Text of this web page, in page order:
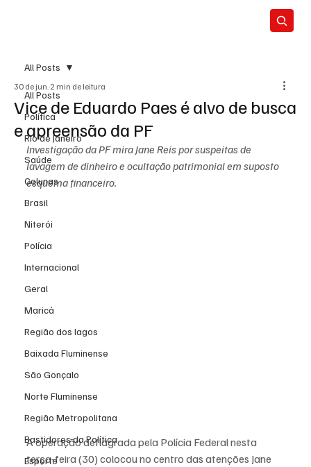
All Posts
Política
Rio de Janeiro
Saúde
Colunas
Brasil
Niterói
Polícia
Internacional
Geral
Maricá
Região dos lagos
Baixada Fluminense
São Gonçalo
Norte Fluminense
Região Metropolitana
Bastidores da Política
Esporte
All Posts
Vice de Eduardo Paes é alvo de busca
e apreensão da PF
30 de jun. 2 min de leitura
Investigação da PF mira Jane Reis por suspeitas de
lavagem de dinheiro e ocultação patrimonial em suposto
esquema financeiro.
A operação deflagrada pela Polícia Federal nesta
terça-feira (30) colocou no centro das atenções Jane